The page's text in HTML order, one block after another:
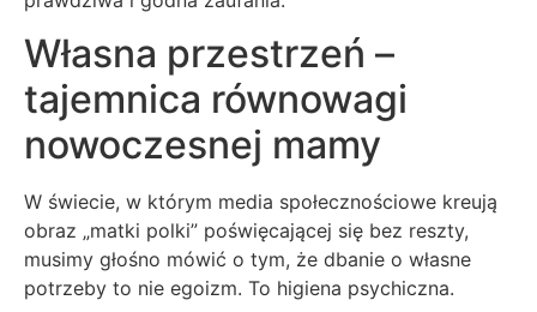
Własna przestrzeń –
tajemnica równowagi
nowoczesnej mamy
W świecie, w którym media społecznościowe kreują
obraz „matki polki” poświęcającej się bez reszty,
musimy głośno mówić o tym, że dbanie o własne
potrzeby to nie egoizm. To higiena psychiczna.